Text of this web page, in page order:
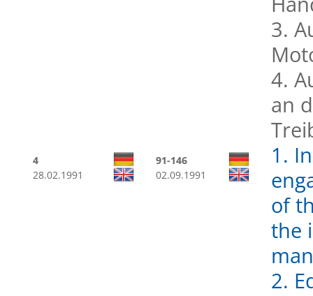
4
28.02.1991
91-146
02.09.1991
3.
4.
an
1.
of
the
2.